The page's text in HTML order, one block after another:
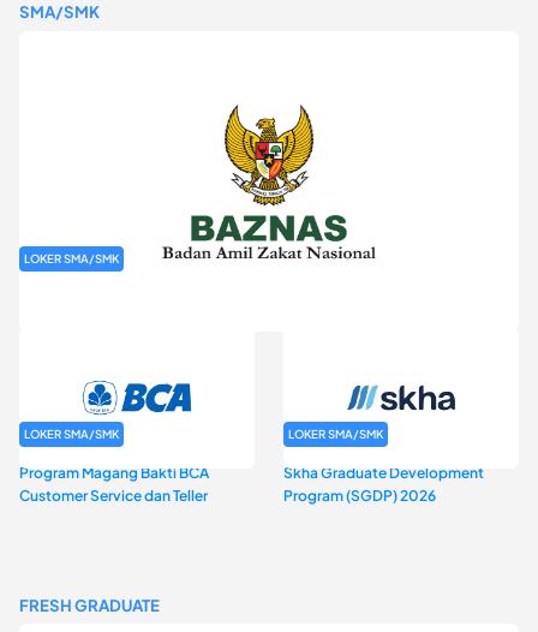
SMA/SMK
LOKER SMA/SMK
LOKER SMA/SMK
Program Magang Bakti BCA
Customer Service dan Teller
LOKER SMA/SMK
Skha Graduate Development
Program (SGDP) 2026
FRESH GRADUATE